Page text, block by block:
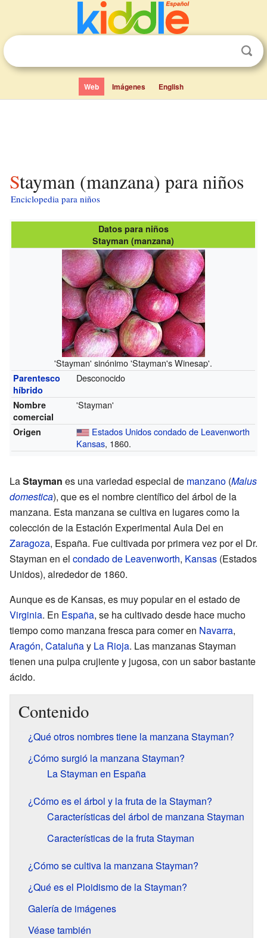
Web Imágenes English
Stayman (manzana) para niños
Enciclopedia para niños
Datos para niños
Stayman (manzana)
'Stayman' sinónimo 'Stayman's Winesap'.
Parentesco
híbrido
Desconocido
Nombre
comercial
'Stayman'
Origen Estados Unidoscondado de Leavenworth
Kansas, 1860.
LaStayman es una variedad especial de manzano (Malus
domestica), que es el nombre científico del árbol de la
manzana. Esta manzana se cultiva en lugares como la
colección de la Estación Experimental Aula Dei en
Zaragoza, España. Fue cultivada por primera vez por el Dr.
Stayman en el condado de Leavenworth, Kansas (Estados
Unidos), alrededor de 1860.
Aunque es de Kansas, es muy popular en el estado de
Virginia. En España, se ha cultivado desde hace mucho
tiempo como manzana fresca para comer en Navarra,
Aragón, Cataluñay La Rioja. Las manzanas Stayman
tienen una pulpa crujiente y jugosa, con un sabor bastante
ácido.
Contenido
¿Qué otros nombres tiene la manzana Stayman?
¿Cómo surgió la manzana Stayman?
La Stayman en España
¿Cómo es el árbol y la fruta de la Stayman?
Características del árbol de manzana Stayman
Características de la fruta Stayman
¿Cómo se cultiva la manzana Stayman?
¿Qué es el Ploidismo de la Stayman?
Galería de imágenes
Véase también